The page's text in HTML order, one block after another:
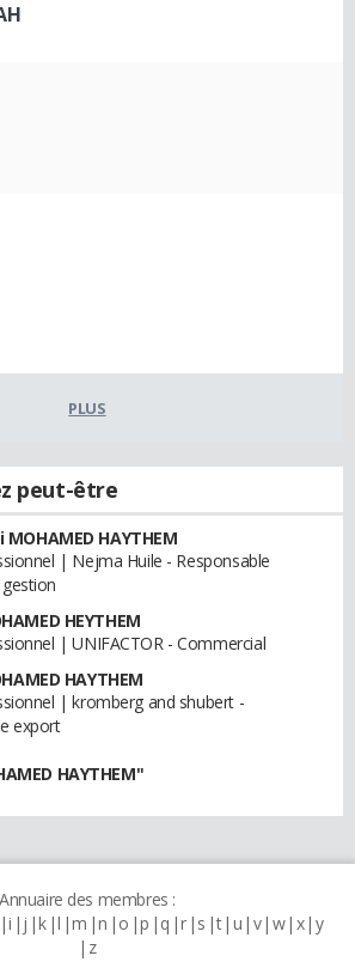
PLUS
peut-être
HAYTHEM
| Nejma Huile - Responsable
HEYTHEM
| UNIFACTOR - Commercial
HAYTHEM
| kromberg and shubert -
export
HAYTHEM"
Annuaire des membres :
i j k l m n o p q r s t u v w x y
z